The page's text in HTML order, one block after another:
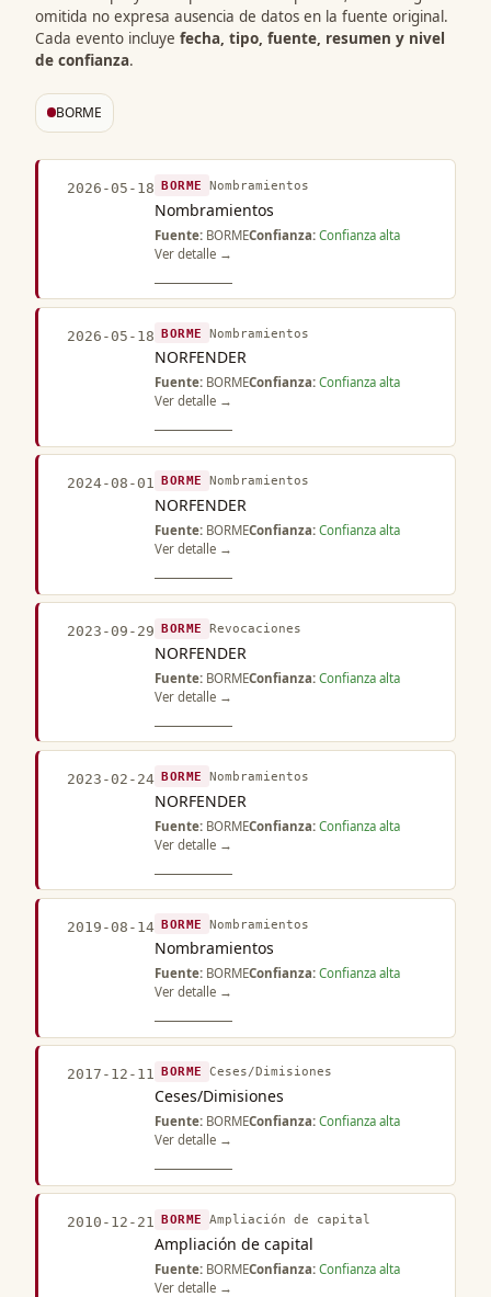
omitida no expresa ausencia de datos en la fuente original.
Cada evento incluye fecha, tipo, fuente, resumen y nivel
de confianza.
BORME
2026-05-18 BORME Nombramientos
Nombramientos
Fuente: BORMEConfianza: Confianza alta
Ver detalle →
2026-05-18 BORME Nombramientos
NORFENDER
Fuente: BORMEConfianza: Confianza alta
Ver detalle →
2024-08-01 BORME Nombramientos
NORFENDER
Fuente: BORMEConfianza: Confianza alta
Ver detalle →
2023-09-29 BORME Revocaciones
NORFENDER
Fuente: BORMEConfianza: Confianza alta
Ver detalle →
2023-02-24 BORME Nombramientos
NORFENDER
Fuente: BORMEConfianza: Confianza alta
Ver detalle →
2019-08-14 BORME Nombramientos
Nombramientos
Fuente: BORMEConfianza: Confianza alta
Ver detalle →
2017-12-11 BORME Ceses/Dimisiones
Ceses/Dimisiones
Fuente: BORMEConfianza: Confianza alta
Ver detalle →
2010-12-21 BORME Ampliación de capital
Ampliación de capital
Fuente: BORMEConfianza: Confianza alta
Ver detalle →